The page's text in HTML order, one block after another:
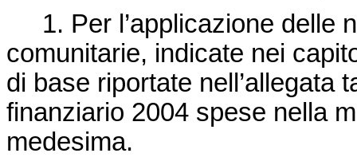
1. Per l’applicazione delle
comunitarie, indicate nei
di base riportate nell’allegata
finanziario 2004 spese nella
medesima.